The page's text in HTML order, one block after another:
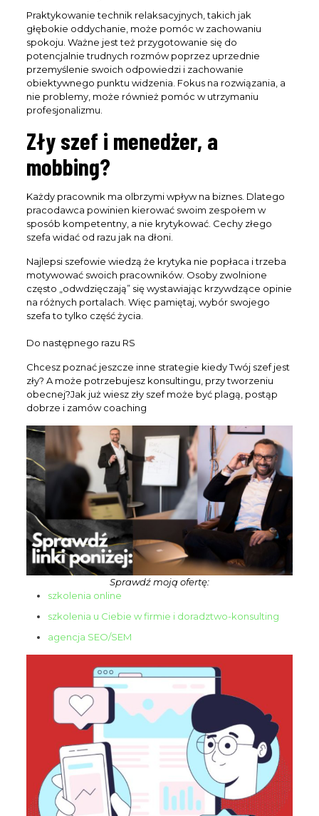
Praktykowanie technik relaksacyjnych, takich jak
głębokie oddychanie, może pomóc w zachowaniu
spokoju. Ważne jest też przygotowanie się do
potencjalnie trudnych rozmów poprzez uprzednie
przemyślenie swoich odpowiedzi i zachowanie
obiektywnego punktu widzenia. Fokus na rozwiązania, a
nie problemy, może również pomóc w utrzymaniu
profesjonalizmu.
Zły szef i menedżer, a
mobbing?
Każdy pracownik ma olbrzymi wpływ na biznes. Dlatego
pracodawca powinien kierować swoim zespołem w
sposób kompetentny, a nie krytykować. Cechy złego
szefa widać od razu jak na dłoni.
Najlepsi szefowie wiedzą że krytyka nie popłaca i trzeba
motywować swoich pracowników. Osoby zwolnione
często „odwdzięczają” się wystawiając krzywdzące opinie
na różnych portalach. Więc pamiętaj, wybór swojego
szefa to tylko część życia.
Do następnego razu RS
Chcesz poznać jeszcze inne strategie kiedy Twój szef jest
zły? A może potrzebujesz konsultingu, przy tworzeniu
obecnej?Jak już wiesz zły szef może być plagą, postąp
dobrze i zamów coaching
Sprawdź moją ofertę:
szkolenia online
szkolenia u Ciebie w firmie i doradztwo-konsulting
agencja SEO/SEM
Dołącz do nas
Nie przegap wydarzeń live, podczas których omawiamy
różne tematy i odpowiadamy na pytania, które pomogą Ci
wyprzedzić konkurencję. Zarejestruj się na spotkania,
których gospodarzem jest CEO UniqueSEO - Rafał
Live odbywa się 1 w miesiącu i
o terminie powiadamiamy
tylko subskrybentów email.